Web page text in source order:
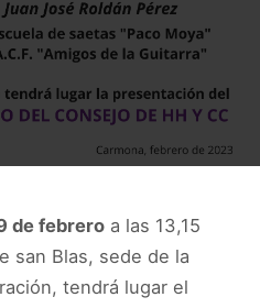
de febrero a las 13,15
san Blas, sede de la
tendrá lugar el